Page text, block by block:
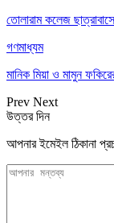
তোলারাম কলেজ
গণমাধ্যম
মানিক মিয়া ও মামুন
Prev Next
উত্তর দিন
আপনার ইমেইল ঠিকানা